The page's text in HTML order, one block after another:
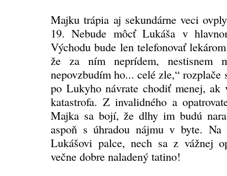
Majku trápia aj sekundárne veci
19. Nebude môcť Lukáša v
Východu bude len telefonovať
že za ním neprídem, nestisnem
nepovzbudím ho... celé zle,“ rozplače
po Lukyho návrate chodiť menej, ak
katastrofa. Z invalidného a
Majka sa bojí, že dlhy im budú
aspoň s úhradou nájmu v byte. Na
Lukášovi palce, nech sa z vážnej
večne dobre naladený tatino!